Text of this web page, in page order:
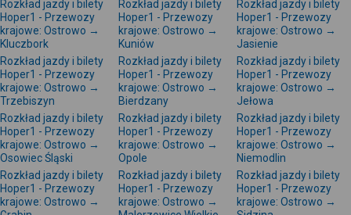
Rozkład jazdy i bilety
Hoper1 - Przewozy
krajowe: Ostrowo →
Kluczbork
Rozkład jazdy i bilety
Hoper1 - Przewozy
krajowe: Ostrowo →
Kuniów
Rozkład jazdy i bilety
Hoper1 - Przewozy
krajowe: Ostrowo →
Jasienie
Rozkład jazdy i bilety
Hoper1 - Przewozy
krajowe: Ostrowo →
Trzebiszyn
Rozkład jazdy i bilety
Hoper1 - Przewozy
krajowe: Ostrowo →
Bierdzany
Rozkład jazdy i bilety
Hoper1 - Przewozy
krajowe: Ostrowo →
Jełowa
Rozkład jazdy i bilety
Hoper1 - Przewozy
krajowe: Ostrowo →
Osowiec Śląski
Rozkład jazdy i bilety
Hoper1 - Przewozy
krajowe: Ostrowo →
Opole
Rozkład jazdy i bilety
Hoper1 - Przewozy
krajowe: Ostrowo →
Niemodlin
Rozkład jazdy i bilety
Hoper1 - Przewozy
krajowe: Ostrowo →
Rozkład jazdy i bilety
Hoper1 - Przewozy
krajowe: Ostrowo →
Rozkład jazdy i bilety
Hoper1 - Przewozy
krajowe: Ostrowo →